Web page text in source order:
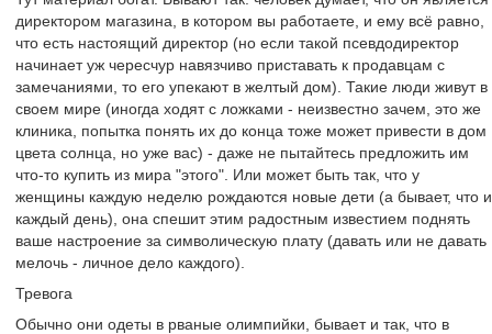
директором магазина, в котором вы работаете, и ему всё равно,
что есть настоящий директор (но если такой псевдодиректор
начинает уж чересчур навязчиво приставать к продавцам с
замечаниями, то его упекают в желтый дом). Такие люди живут в
своем мире (иногда ходят с ложками - неизвестно зачем, это же
клиника, попытка понять их до конца тоже может привести в дом
цвета солнца, но уже вас) - даже не пытайтесь предложить им
что-то купить из мира "этого". Или может быть так, что у
женщины каждую неделю рождаются новые дети (а бывает, что и
каждый день), она спешит этим радостным известием поднять
ваше настроение за символическую плату (давать или не давать
мелочь - личное дело каждого).
Тревога
Обычно они одеты в рваные олимпийки, бывает и так, что в